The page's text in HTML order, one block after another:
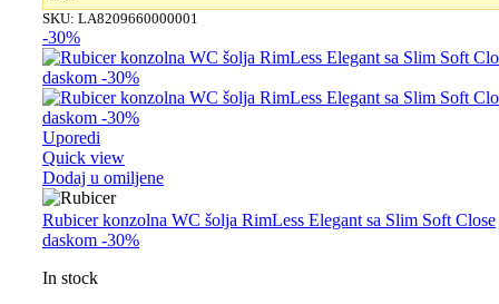
SKU: LA8209660000001
-30%
Uporedi
Quick view
Dodaj u omiljene
Rubicer konzolna WC šolja RimLess Elegant sa Slim Soft Close
daskom -30%
In stock